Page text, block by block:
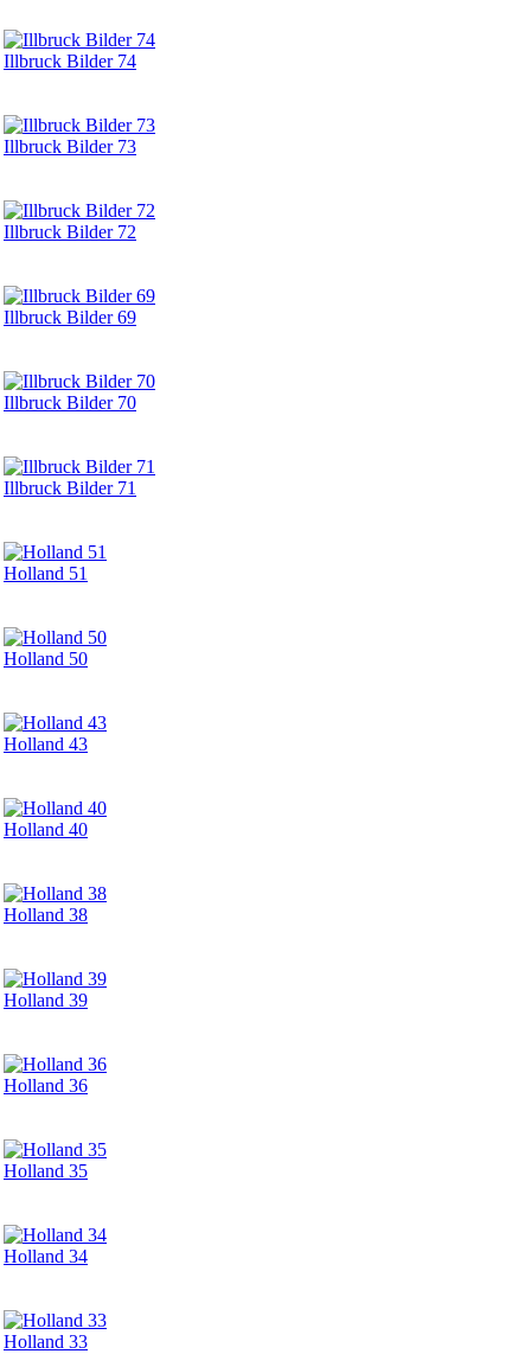
Illbruck Bilder 74
Illbruck Bilder 73
Illbruck Bilder 72
Illbruck Bilder 69
Illbruck Bilder 70
Illbruck Bilder 71
Holland 51
Holland 50
Holland 43
Holland 40
Holland 38
Holland 39
Holland 36
Holland 35
Holland 34
Holland 33